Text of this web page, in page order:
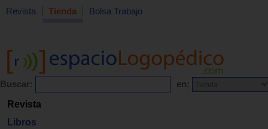
Revista Tienda Bolsa Trabajo
Buscar: en:
Revista
Libros